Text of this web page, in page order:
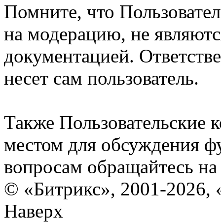
Помните, что
на модерацию, не
документацией.
несет сам пользователь.
Также Пользовательские
местом для обсуждения
вопросам обращайтесь
© «Битрикс», 2001-2026,
Наверх